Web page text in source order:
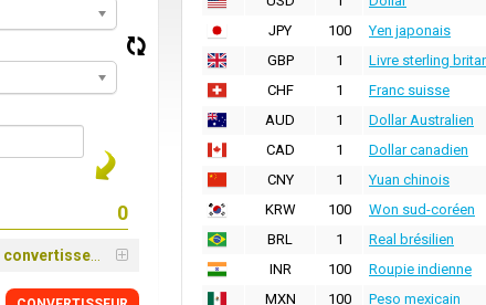
JPY
100 Yen japonais
GBP
1 Livre sterling
CHF
1 Franc suisse
AUD
1 Dollar Australien
CAD
1 Dollar canadien
CNY
1 Yuan chinois
KRW
100 Won sud-coréen
BRL
1 Real brésilien
INR
100 Roupie indienne
MXN
100 Peso mexicain
convertisseur